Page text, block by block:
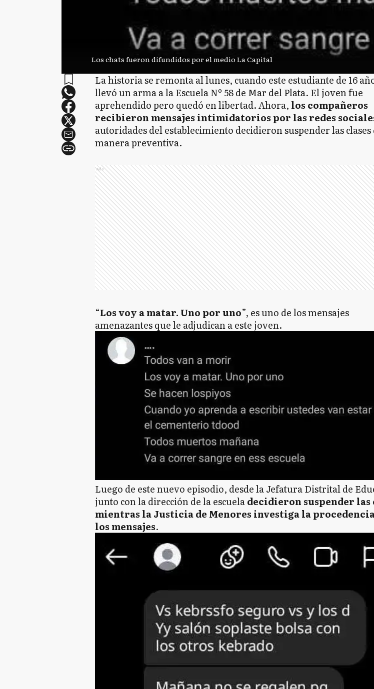
Los chats fueron difundidos por el medio La Capital
La historia se remonta al lunes, cuando este estudiante de 16
llevó un arma a la Escuela Nº 58 de Mar del Plata. El joven fue
aprehendido pero quedó en libertad. Ahora, los compañeros
recibieron mensajes intimidatorios por las redes
autoridades del establecimiento decidieron suspender las clases
manera preventiva.
Ads
“Los voy a matar. Uno por uno”, es uno de los mensajes
amenazantes que le adjudican a este joven.
Luego de este nuevo episodio, desde la Jefatura Distrital de
junto con la dirección de la escueladecidieron suspender las
mientras la Justicia de Menores investiga la
los mensajes.